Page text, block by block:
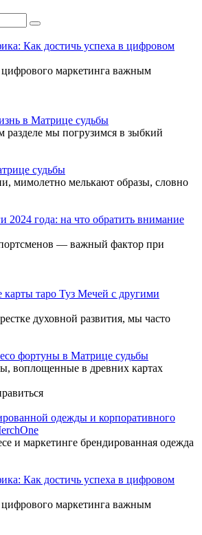
Как достичь успеха в цифровом
маркетинга важным
в Матрице судьбы
разделе мы погрузимся в зыбкий
судьбы
мимолетно мелькают образы, словно
2024 года: на что обратить внимание
— важный фактор при
карты таро Туз Мечей с другими
духовной развития, мы часто
фортуны в Матрице судьбы
воплощенные в древних картах
одежды и корпоративного
и маркетинге брендированная одежда
Как достичь успеха в цифровом
маркетинга важным